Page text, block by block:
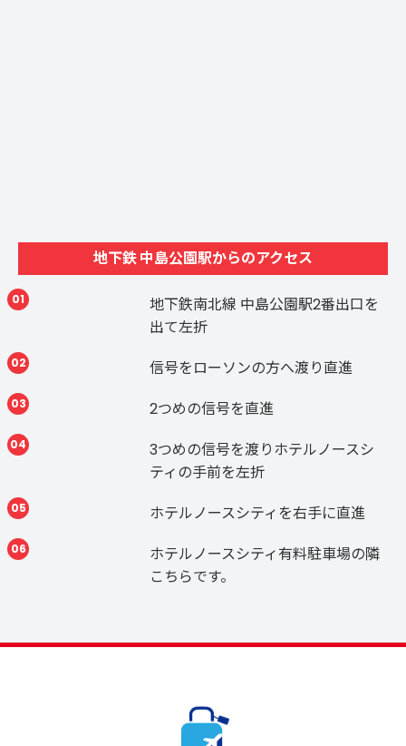
地下鉄 中島公園駅からのアクセス
01
地下鉄南北線 中島公園駅2番出口を
出て左折
02 信号をローソンの方へ渡り直進
03 2つめの信号を直進
04
3つめの信号を渡りホテルノースシ
ティの手前を左折
05 ホテルノースシティを右手に直進
06
ホテルノースシティ有料駐車場の隣
こちらです。